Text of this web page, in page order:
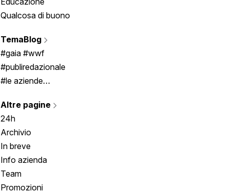
Qualcosa di buono
TemaBlog
#gaia #wwf
#publiredazionale
#le aziende
Altre pagine
24h
Archivio
In breve
Info azienda
Team
Promozioni